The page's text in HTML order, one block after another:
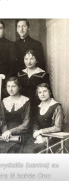
(centre) su
iš kairės Ona